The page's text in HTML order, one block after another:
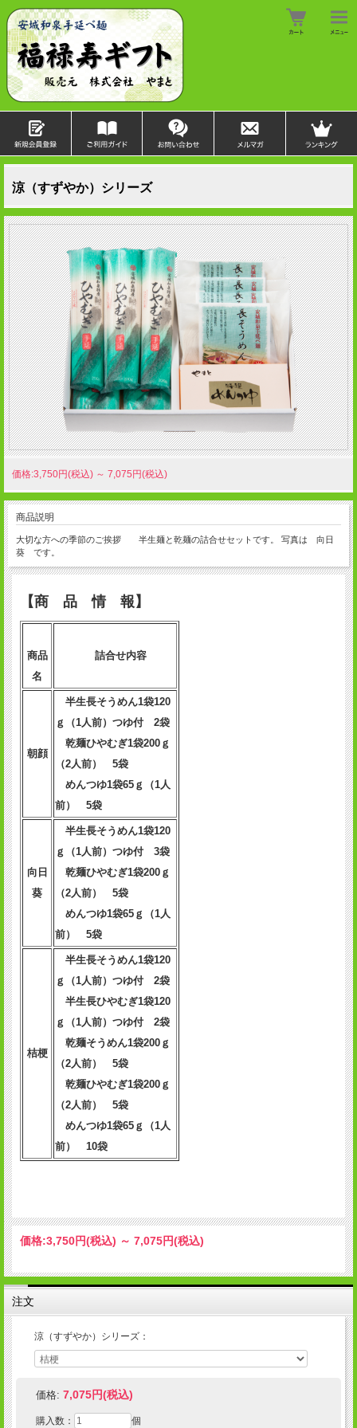
涼（すずやか）シリーズ
価格:3,750円(税込) ～ 7,075円(税込)
商品説明
大切な方への季節のご挨拶 半生麺と乾麺の詰合せセットです。 写真は 向日
葵 です。
【商 品 情 報】
商品
名
詰合せ内容
朝顔
半生長そうめん1袋120
ｇ（1人前）つゆ付 2袋
乾麺ひやむぎ1袋200ｇ
（2人前） 5袋
めんつゆ1袋65ｇ（1人
前） 5袋
向日
葵
半生長そうめん1袋120
ｇ（1人前）つゆ付 3袋
乾麺ひやむぎ1袋200ｇ
（2人前） 5袋
めんつゆ1袋65ｇ（1人
前） 5袋
桔梗
半生長そうめん1袋120
ｇ（1人前）つゆ付 2袋
半生長ひやむぎ1袋120
ｇ（1人前）つゆ付 2袋
乾麺そうめん1袋200ｇ
（2人前） 5袋
乾麺ひやむぎ1袋200ｇ
（2人前） 5袋
めんつゆ1袋65ｇ（1人
前） 10袋
価格:3,750円(税込) ～ 7,075円(税込)
注文
涼（すずやか）シリーズ：
価格: 7,075円(税込)
購入数： 個